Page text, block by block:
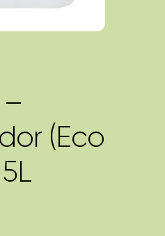
(Eco